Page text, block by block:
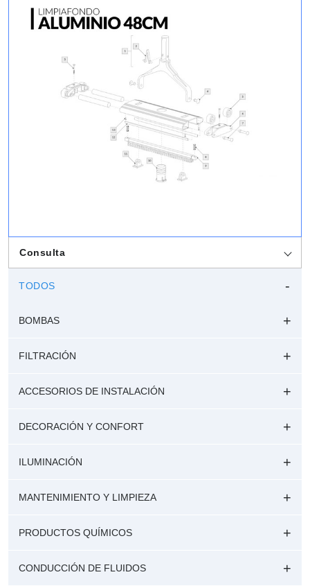
Consulta
TODOS
BOMBAS
FILTRACIÓN
ACCESORIOS DE INSTALACIÓN
DECORACIÓN Y CONFORT
ILUMINACIÓN
MANTENIMIENTO Y LIMPIEZA
PRODUCTOS QUÍMICOS
CONDUCCIÓN DE FLUIDOS